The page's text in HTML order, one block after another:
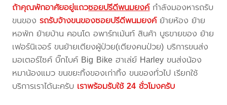
ถ้าคุณพักอาศัยอยู่แถวซอยปรีดีพนมยงค์กำลังมองหารถรับ
ขนของรถรับจ้างขนของซอยปรีดีพนมยงค์ย้ายห้อง ย้าย
หอพัก ย้ายบ้าน คอนโด อพาร์ทเม้นท์ สินค้า บูธขายของ ย้าย
เฟอร์นิเจอร์ ขนย้ายเตียงผู้ป่วย(เตียงคนป่วย) บริการขนส่ง
มอเตอร์ไซค์ บิ๊กไบค์ Big Bike ฮาเล่ย์ Harley ขนส่งน้อง
หมาน้องแมว ขนขยะทิ้งของเก่าทิ้ง ขนของทั่วไป เรียกใช้
บริการเราได้นะครับ เราพร้อมรับใช้ 24 ชั่วโมงครับ